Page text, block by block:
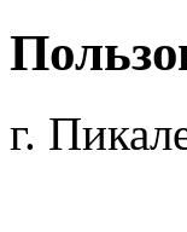
г.